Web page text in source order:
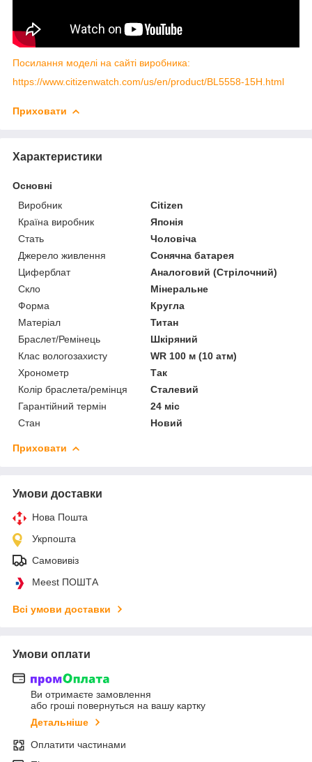
Посилання моделі на сайті виробника:
https://www.citizenwatch.com/us/en/product/BL5558-15H.html
Приховати
Характеристики
Основні
Виробник
Citizen
Країна виробник
Японія
Стать
Чоловіча
Джерело живлення
Сонячна батарея
Циферблат
Аналоговий (Стрілочний)
Скло
Мінеральне
Форма
Кругла
Матеріал
Титан
Браслет/Ремінець
Шкіряний
Клас вологозахисту
WR 100 м (10 атм)
Хронометр
Так
Колір браслета/ремінця
Сталевий
Гарантійний термін
24 міс
Стан
Новий
Приховати
Умови доставки
Нова Пошта
Укрпошта
Самовивіз
Meest ПОШТА
Всі умови доставки
Умови оплати
Ви отримаєте замовлення
або гроші повернуться на вашу картку
Детальніше
Оплатити частинами